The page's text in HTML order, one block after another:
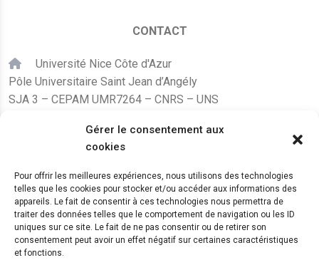
Gérer le consentement aux
cookies
Pour offrir les meilleures expériences, nous utilisons des technologies
telles que les cookies pour stocker et/ou accéder aux informations des
appareils. Le fait de consentir à ces technologies nous permettra de
traiter des données telles que le comportement de navigation ou les ID
uniques sur ce site. Le fait de ne pas consentir ou de retirer son
consentement peut avoir un effet négatif sur certaines caractéristiques
et fonctions.
CONTACT
Université Nice Côte d'Azur
Pôle Universitaire Saint Jean d’Angély
SJA 3 – CEPAM UMR7264 – CNRS – UNS
+33 (0)4 89 15 24 08
LE CEPAM EST HÉBERGÉ PAR